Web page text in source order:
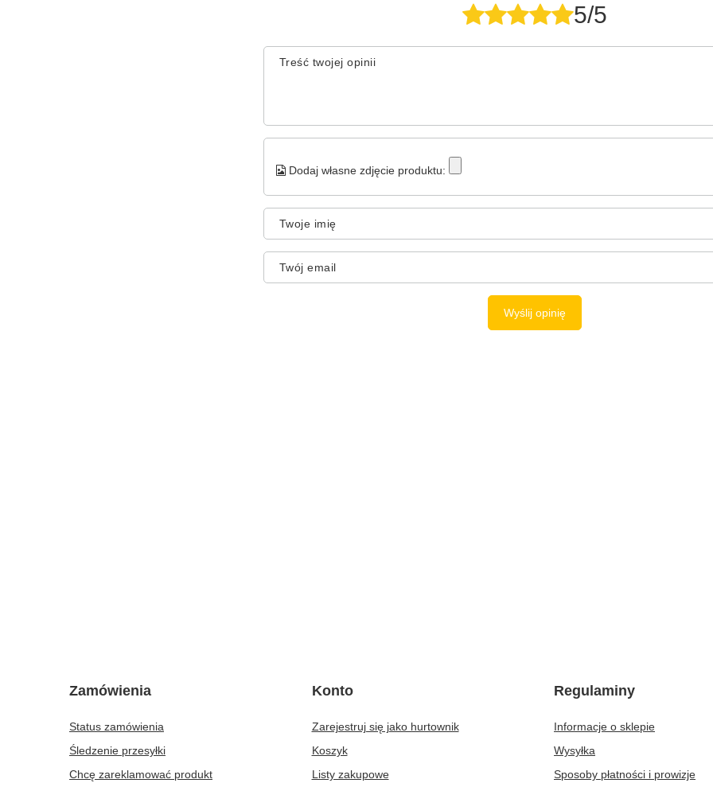
5/5
Treść twojej opinii
Dodaj własne zdjęcie produktu:
Twoje imię
Twój email
Wyślij opinię
Zamówienia
Status zamówienia
Śledzenie przesyłki
Chcę zareklamować produkt
Konto
Zarejestruj się jako hurtownik
Koszyk
Listy zakupowe
Regulaminy
Informacje o sklepie
Wysyłka
Sposoby płatności i prowizje